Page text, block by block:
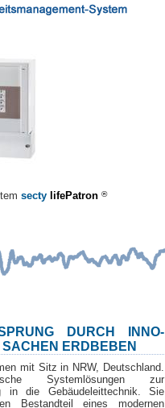
secty lifePatron ®
DURCH INNO-
ERDBEBEN
mit Sitz in NRW, Deutschland.
Systemlösungen zur
in die Gebäudeleittechnik. Sie
Bestandteil eines modernen